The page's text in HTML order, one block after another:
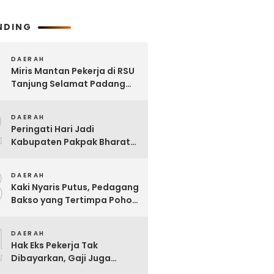
DAERAH
Miris Mantan Pekerja di RSU
Tanjung Selamat Padang
DAERAH
Peringati Hari Jadi
Kabupaten Pakpak Bharat
dan Budaya
DAERAH
Kaki Nyaris Putus, Pedagang
Bakso yang Tertimpa Pohon
DAERAH
Hak Eks Pekerja Tak
Dibayarkan, Gaji Juga